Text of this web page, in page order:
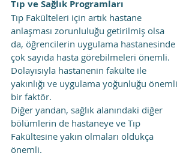
Tıp ve Sağlık Programları
Tıp Fakülteleri için artık hastane
anlaşması zorunluluğu getirilmiş olsa
da, öğrencilerin uygulama hastanesinde
çok sayıda hasta görebilmeleri önemli.
Dolayısıyla hastanenin fakülte ile
yakınlığı ve uygulama yoğunluğu önemli
bir faktör.
Diğer yandan, sağlık alanındaki diğer
bölümlerin de hastaneye ve Tıp
Fakültesine yakın olmaları oldukça
önemli.